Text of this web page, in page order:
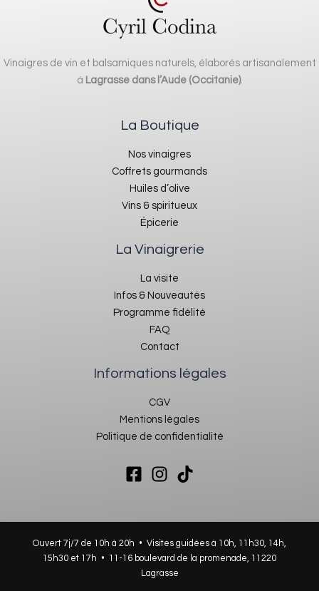
Vinaigres de vin et balsamiques naturels, élaborés artisanalement
à Lagrasse dans l’Aude (Occitanie).
La Boutique
Nos vinaigres
Coffrets gourmands
Huiles d’olive
Vins & spiritueux
Épicerie
La Vinaigrerie
La visite
Infos & Nouveautés
Programme fidélité
FAQ
Contact
Informations légales
CGV
Mentions légales
Politique de confidentialité
Ouvert 7j/7 de 10h à 20h • Visites guidées à 10h, 11h30, 14h,
15h30 et 17h • 11-16 boulevard de la promenade, 11220
Lagrasse